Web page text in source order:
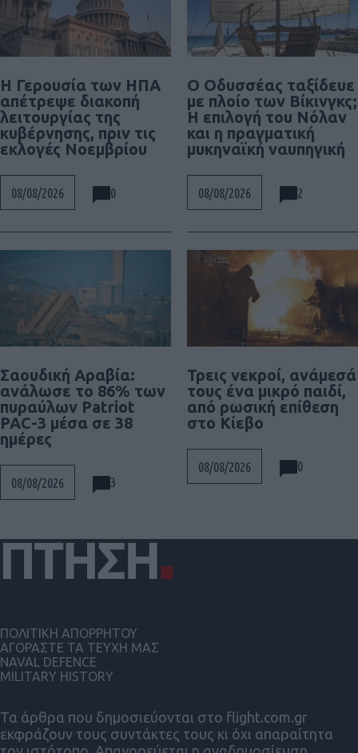
Η Γερουσία των ΗΠΑ
απέτρεψε διακοπή
λειτουργίας της
κυβέρνησης, πριν τις
εκλογές Νοεμβρίου
08/08/2026 0
Ο Οδυσσέας ταξίδευε
με πλοίο των Βίκινγκς;
Η επιλογή του Νόλαν
και η πραγματική
μυκηναϊκή ναυπηγική
08/08/2026 2
Σαουδική Αραβία:
ανάλωσε το 86% των
πυραύλων Patriot
PAC-3 μέσα σε 38
ημέρες
08/08/2026 3
Τρεις νεκροί, ανάμεσά
τους ένα μικρό παιδί,
από ρωσική επίθεση
στο Κίεβο
08/08/2026 0
Τα άρθρα που δημοσιεύονται στο flight.com.gr
εκφράζουν τους συντάκτες τους κι όχι απαραίτητα
ΠΟΛΙΤΙΚΗ ΑΠΟΡΡΗΤΟΥ
ΑΓΟΡΑΣΤΕ ΤΑ ΤΕΥΧΗ ΜΑΣ
NAVAL DEFENCE
MILITARY HISTORY